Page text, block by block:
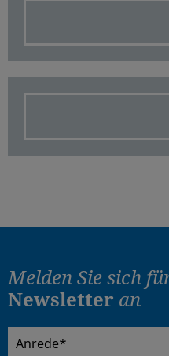
Melden Sie sich
Newsletter an